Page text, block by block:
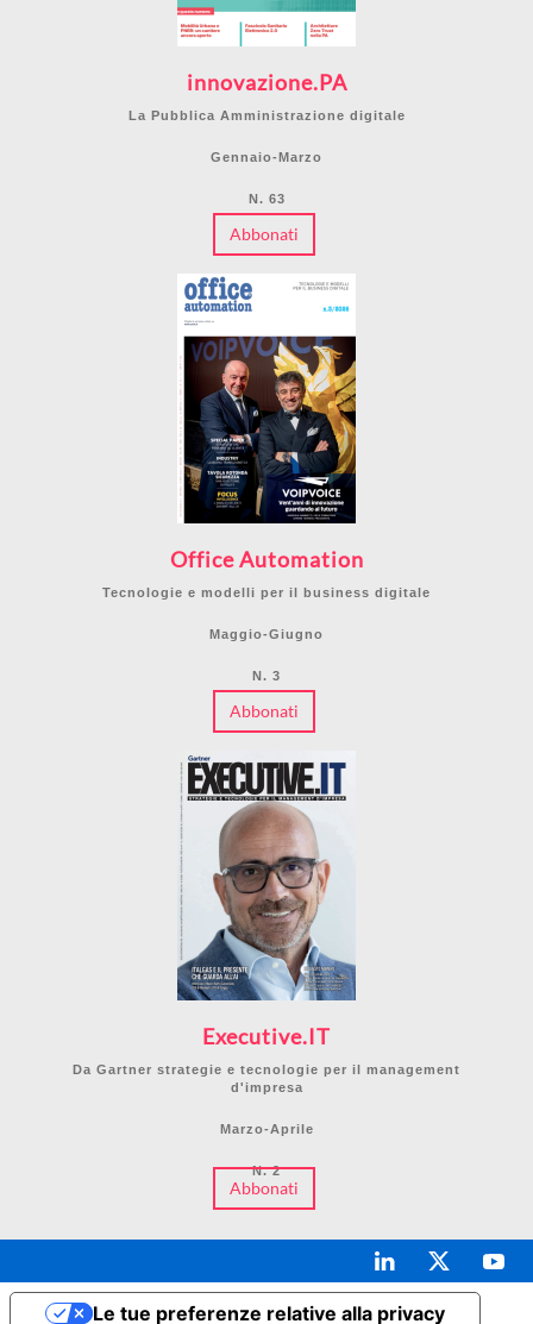
innovazione.PA
La Pubblica Amministrazione digitale
Gennaio-Marzo
N. 63
Abbonati
Office Automation
Tecnologie e modelli per il business digitale
Maggio-Giugno
N. 3
Abbonati
Executive.IT
Da Gartner strategie e tecnologie per il management
d'impresa
Marzo-Aprile
N. 2
Abbonati
Le tue preferenze relative alla privacy